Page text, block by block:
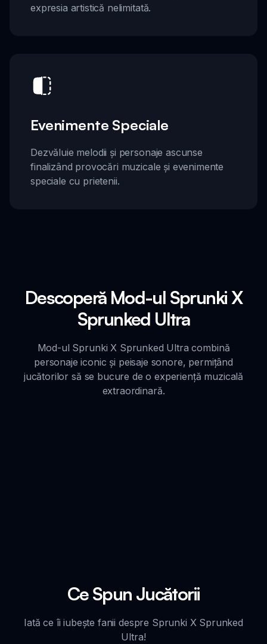
expresia artistică nelimitată.
Evenimente Speciale
Dezvăluie melodii și personaje ascunse
finalizând provocări muzicale și evenimente
speciale cu prietenii.
Descoperă Mod-ul Sprunki X
Sprunked Ultra
Mod-ul Sprunki X Sprunked Ultra combină
personaje iconic și peisaje sonore, permițând
jucătorilor să se bucure de o experiență muzicală
extraordinară.
Ce Spun Jucătorii
Iată ce îi iubește fanii despre Sprunki X Sprunked
Ultra!